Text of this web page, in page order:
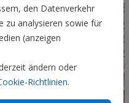
den Datenverkehr
zu analysieren sowie für
(anzeigen
ändern oder
Richtlinien.